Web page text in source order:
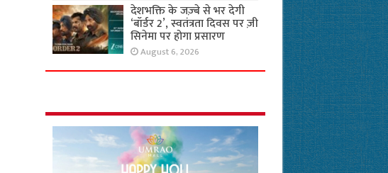
देशभक्ति के जज़्बे से भर देगी
‘बॉर्डर 2’, स्वतंत्रता दिवस पर ज़ी
सिनेमा पर होगा प्रसारण
August 6, 2026